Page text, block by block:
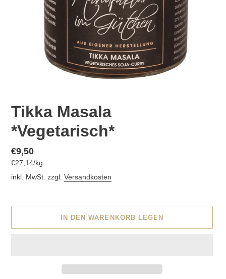
Tikka Masala
*Vegetarisch*
Normaler
Preis
€9,50
Einzelpreis
€27,14/pro
kg
inkl. MwSt. zzgl. Versandkosten
IN DEN WARENKORB LEGEN